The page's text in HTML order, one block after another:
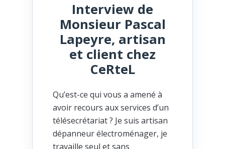
Interview de
Monsieur Pascal
Lapeyre, artisan
et client chez
CeRteL
Qu’est-ce qui vous a amené à
avoir recours aux services d’un
télésecrétariat ? Je suis artisan
dépanneur électroménager, je
travaille seul et sans